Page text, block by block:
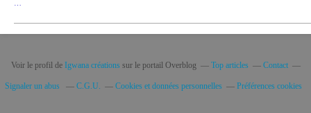
Voir le profil de Igwana créationssur le portail Overblog Top articles Contact
Signaler un abus C.G.U. Cookies et données personnelles Préférences cookies